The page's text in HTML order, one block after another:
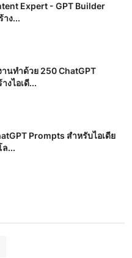
Expert - GPT Builder
าง...
านทำด้วย 250 ChatGPT
งไอเดี...
Prompts สำหรับไอเดีย
ล...